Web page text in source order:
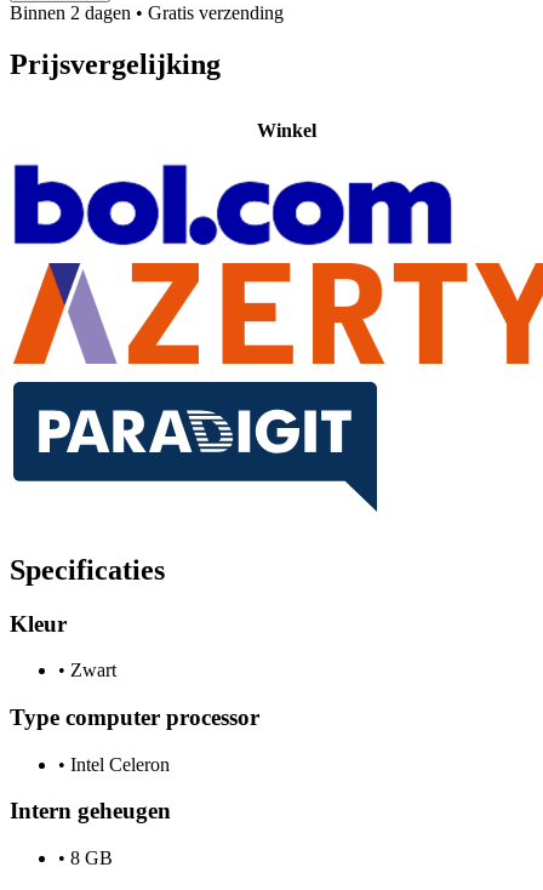
Binnen 2 dagen • Gratis verzending
Prijsvergelijking
Winkel
Specificaties
Kleur
• Zwart
Type computer processor
• Intel Celeron
Intern geheugen
• 8 GB